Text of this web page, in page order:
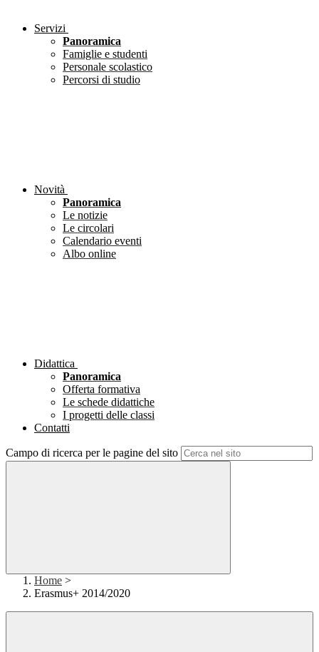
Servizi
Panoramica
Famiglie e studenti
Personale scolastico
Percorsi di studio
Novità
Panoramica
Le notizie
Le circolari
Calendario eventi
Albo online
Didattica
Panoramica
Offerta formativa
Le schede didattiche
I progetti delle classi
Contatti
Campo di ricerca per le pagine del sito
Home >
Erasmus+ 2014/2020